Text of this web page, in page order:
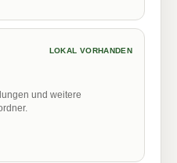
LOKAL VORHANDEN
und weitere